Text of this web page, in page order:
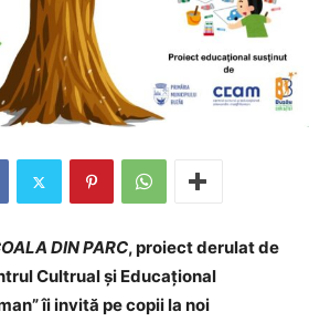
DIN PARC, proiect derulat de
Cultrual și Educațional
îi invită pe copii la noi